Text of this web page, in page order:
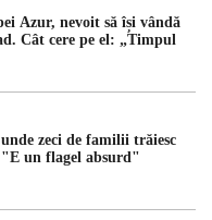
din punct de vedere
Azur, nevoit să își vândă
Cât cere pe el: „Timpul
zeci de familii trăiesc
un flagel absurd"